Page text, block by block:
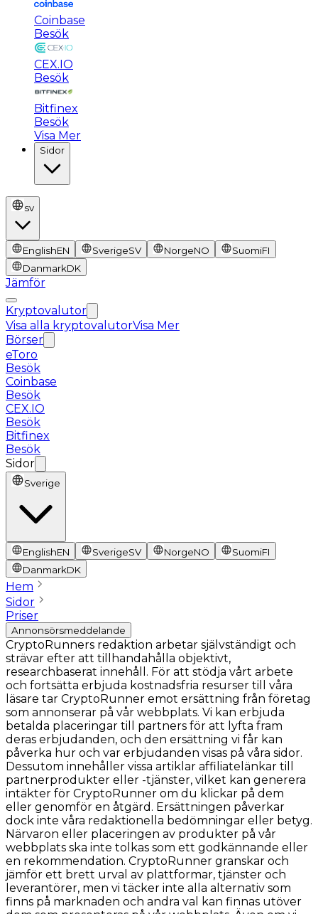
Coinbase
Besök
CEX.IO
Besök
Bitfinex
Besök
Visa Mer
Sidor
sv
EnglishEN SverigeSV NorgeNO SuomiFI
DanmarkDK
Jämför
Kryptovalutor
Visa alla kryptovalutorVisa Mer
Börser
eToro
Besök
Coinbase
Besök
CEX.IO
Besök
Bitfinex
Besök
Sidor
Sverige
EnglishEN SverigeSV NorgeNO SuomiFI
DanmarkDK
Hem
Sidor
Priser
Annonsörsmeddelande
CryptoRunners redaktion arbetar självständigt och
strävar efter att tillhandahålla objektivt,
researchbaserat innehåll. För att stödja vårt arbete
och fortsätta erbjuda kostnadsfria resurser till våra
läsare tar CryptoRunner emot ersättning från företag
som annonserar på vår webbplats. Vi kan erbjuda
betalda placeringar till partners för att lyfta fram
deras erbjudanden, och den ersättning vi får kan
påverka hur och var erbjudanden visas på våra sidor.
Dessutom innehåller vissa artiklar affiliatelänkar till
partnerprodukter eller -tjänster, vilket kan generera
intäkter för CryptoRunner om du klickar på dem
eller genomför en åtgärd. Ersättningen påverkar
dock inte våra redaktionella bedömningar eller betyg.
Närvaron eller placeringen av produkter på vår
webbplats ska inte tolkas som ett godkännande eller
en rekommendation. CryptoRunner granskar och
jämför ett brett urval av plattformar, tjänster och
leverantörer, men vi täcker inte alla alternativ som
finns på marknaden och andra val kan finnas utöver